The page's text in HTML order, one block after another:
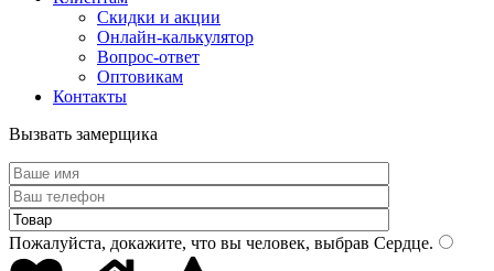
Скидки и акции
Онлайн-калькулятор
Вопрос-ответ
Оптовикам
Контакты
Вызвать замерщика
Пожалуйста, докажите, что вы человек, выбрав Сердце.